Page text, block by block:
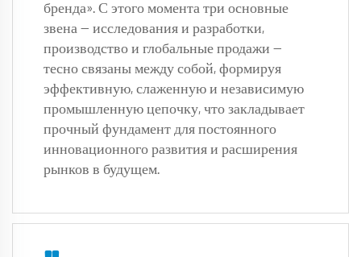
бренда». С этого момента три основные
звена — исследования и разработки,
производство и глобальные продажи —
тесно связаны между собой, формируя
эффективную, слаженную и независимую
промышленную цепочку, что закладывает
прочный фундамент для постоянного
инновационного развития и расширения
рынков в будущем.